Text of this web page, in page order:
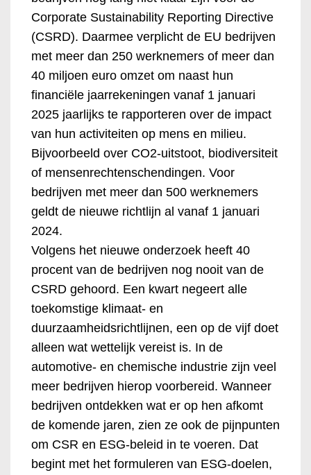
Corporate Sustainability Reporting Directive
(CSRD). Daarmee verplicht de EU bedrijven
met meer dan 250 werknemers of meer dan
40 miljoen euro omzet om naast hun
financiële jaarrekeningen vanaf 1 januari
2025 jaarlijks te rapporteren over de impact
van hun activiteiten op mens en milieu.
Bijvoorbeeld over CO2-uitstoot, biodiversiteit
of mensenrechtenschendingen. Voor
bedrijven met meer dan 500 werknemers
geldt de nieuwe richtlijn al vanaf 1 januari
2024.
Volgens het nieuwe onderzoek heeft 40
procent van de bedrijven nog nooit van de
CSRD gehoord. Een kwart negeert alle
toekomstige klimaat- en
duurzaamheidsrichtlijnen, een op de vijf doet
alleen wat wettelijk vereist is. In de
automotive- en chemische industrie zijn veel
meer bedrijven hierop voorbereid. Wanneer
bedrijven ontdekken wat er op hen afkomt
de komende jaren, zien ze ook de pijnpunten
om CSR en ESG-beleid in te voeren. Dat
begint met het formuleren van ESG-doelen,